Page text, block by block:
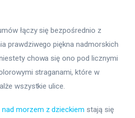
łączy się bezpośrednio z
prawdziwego piękna nadmorskich
chowa się ono pod licznymi
straganami, które w
wszystkie ulice.
nad morzem z dzieckiem stają się